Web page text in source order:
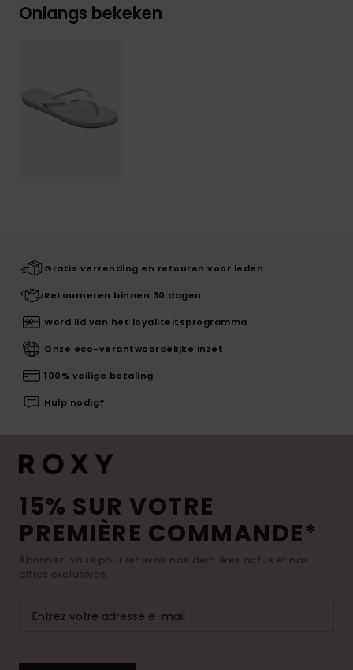
Onlangs bekeken
Gratis verzending en retouren voor leden
Retourneren binnen 30 dagen
Word lid van het loyaliteitsprogramma
Onze eco-verantwoordelijke inzet
100% veilige betaling
Hulp nodig?
15% SUR VOTRE
PREMIÈRE COMMANDE*
Abonnez-vous pour recevoir nos dernières actus et nos
offres exclusives.